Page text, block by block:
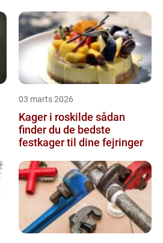
03 marts 2026
Kager i roskilde sådan
finder du de bedste
festkager til dine fejringer